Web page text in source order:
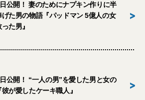
公開！ 妻のためにナプキン作りに半
げた男の物語『パッドマン 5億人の女
た男』
>
公開！ “一人の男”を愛した男と女の
が愛したケーキ職人』
>